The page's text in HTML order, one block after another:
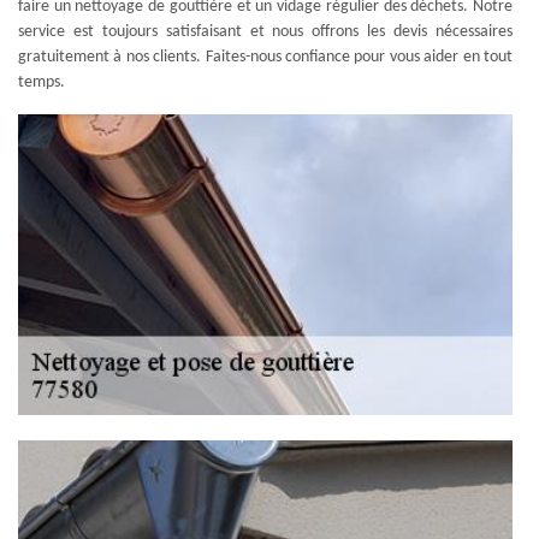
faire un nettoyage de gouttière et un vidage régulier des déchets. Notre
service est toujours satisfaisant et nous offrons les devis nécessaires
gratuitement à nos clients. Faites-nous confiance pour vous aider en tout
temps.